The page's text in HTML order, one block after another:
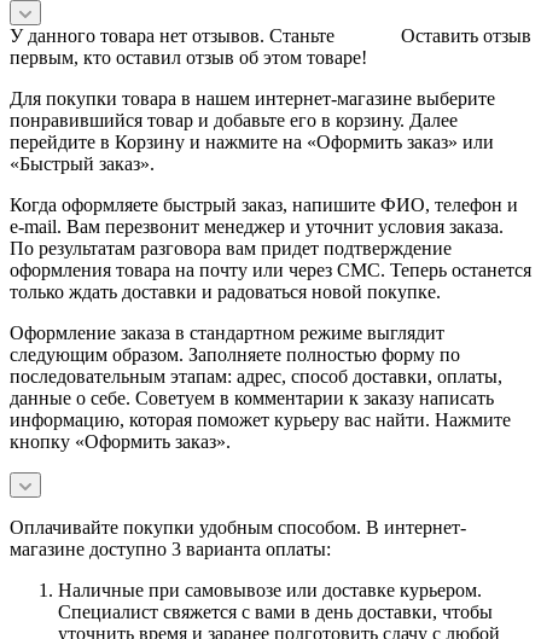
Оставить отзыв
У данного товара нет отзывов. Станьте
первым, кто оставил отзыв об этом товаре!
Для покупки товара в нашем интернет-магазине выберите
понравившийся товар и добавьте его в корзину. Далее
перейдите в Корзину и нажмите на «Оформить заказ» или
«Быстрый заказ».
Когда оформляете быстрый заказ, напишите ФИО, телефон и
e-mail. Вам перезвонит менеджер и уточнит условия заказа.
По результатам разговора вам придет подтверждение
оформления товара на почту или через СМС. Теперь останется
только ждать доставки и радоваться новой покупке.
Оформление заказа в стандартном режиме выглядит
следующим образом. Заполняете полностью форму по
последовательным этапам: адрес, способ доставки, оплаты,
данные о себе. Советуем в комментарии к заказу написать
информацию, которая поможет курьеру вас найти. Нажмите
кнопку «Оформить заказ».
Оплачивайте покупки удобным способом. В интернет-
магазине доступно 3 варианта оплаты:
Наличные при самовывозе или доставке курьером.
Специалист свяжется с вами в день доставки, чтобы
уточнить время и заранее подготовить сдачу с любой